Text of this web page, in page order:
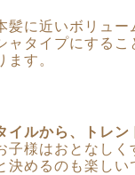
髪に近いボリュ
タイプにする
す。
イルから、トレ
子様はおとなし
めるのも楽しい